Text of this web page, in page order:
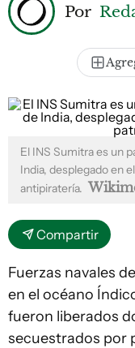
Por
El INS Sumitra es un
India, desplegado en
antipiratería.
Compartir
Fuerzas navales
en el océano
fueron liberados
secuestrados por